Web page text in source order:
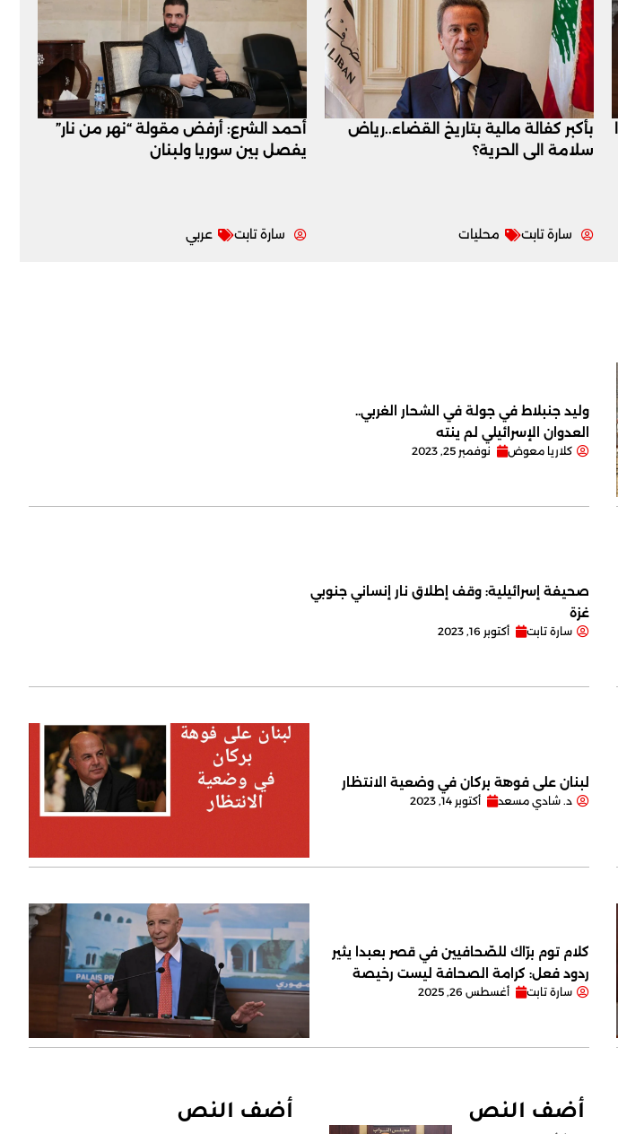
بأكبر كفالة مالية بتاريخ القضاء..رياض
سلامة الى الحرية؟
سارة تابت محليات
أحمد الشرع: أرفض مقولة “نهر من نار”
يفصل بين سوريا ولبنان
سارة تابت عربي
وليد جنبلاط في جولة في الشحار الغربي..
العدوان الإسرائيلي لم ينته
كلاريا معوض نوفمبر 25, 2023
صحيفة إسرائيلية: وقف إطلاق نار إنساني جنوبي
غزة
سارة تابت أكتوبر 16, 2023
لبنان على فوهة بركان في وضعية الانتظار
د. شادي مسعد أكتوبر 14, 2023
كلام توم برّاك للصّحافيين في قصر بعبدا يثير
ردود فعل: كرامة الصحافة ليست رخيصة
سارة تابت أغسطس 26, 2025
أضف النص أضف النص